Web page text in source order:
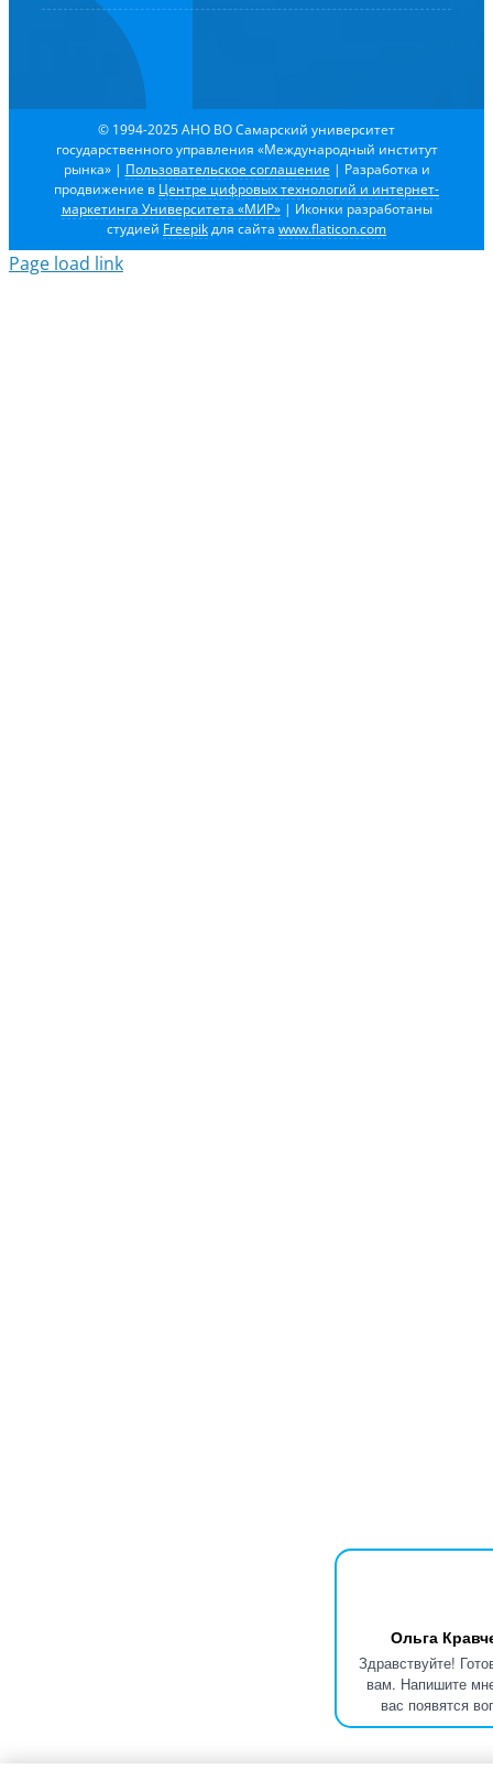
Ольга
Здравствуйте!
вам. Напишите
вас появятся
© 1994-2025 АНО ВО Самарский университет
государственного управления «Международный институт
рынка» | Пользовательское соглашение | Разработка и
продвижение в Центре цифровых технологий и интернет-
маркетинга Университета «МИР»| Иконки разработаны
студией Freepikдля сайта www.flaticon.com
Page load link